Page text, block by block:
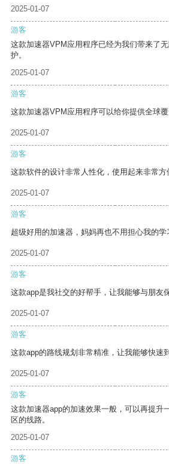
2025-01-07
游客
这款加速器VPM应用程序已经为我们带来了
护。
2025-01-07
游客
这款加速器VPM应用程序可以给你提供全球覆
2025-01-07
游客
这款软件的设计非常人性化，使用起来非常方
2025-01-07
游客
超级好用的加速器，妈妈再也不用担心我的学
2025-01-07
游客
这款app是我社交的好帮手，让我能够与朋友
2025-01-07
游客
这款app的路线规划非常精准，让我能够快速
2025-01-07
游客
这款加速器app的加速效果一般，可以再提升
区的线路。
2025-01-07
游客